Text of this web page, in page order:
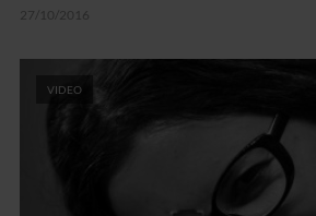
27/10/2016
VIDEO